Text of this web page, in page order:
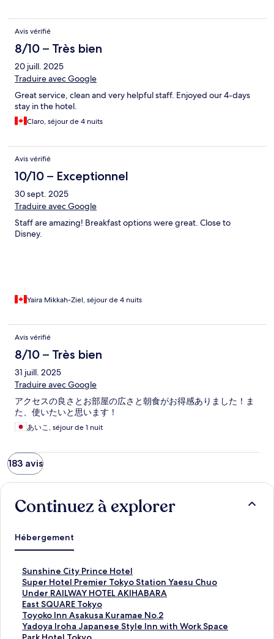
Avis vérifié
8/10 – Très bien
20 juill. 2025
Traduire avec Google
Great service, clean and very helpful staff. Enjoyed our 4-days
stay in the hotel.
Claro, séjour de 4 nuits
Avis vérifié
10/10 – Exceptionnel
30 sept. 2025
Traduire avec Google
Staff are amazing! Breakfast options were great. Close to
Disney.
Yaira Mikkah-Ziel, séjour de 4 nuits
Avis vérifié
8/10 – Très bien
31 juill. 2025
Traduire avec Google
アクセスの良さとお部屋の広さと朝食がお得感ありました！ま
た、使いたいと思います！
あいこ, séjour de 1 nuit
183 avis
Continuez à explorer
Hébergement
Sunshine City Prince Hotel
S
u
n
s
h
i
n
Super Hotel Premier Tokyo Station Yaesu Chuo
S
u
p
e
r
H
Under RAILWAY HOTEL AKIHABARA
U
n
d
e
r
East SQUARE Tokyo
E
a
s
t
Toyoko Inn Asakusa Kuramae No.2
T
o
y
Yadoya Iroha Japanese Style Inn with Work Space
Y
a
P